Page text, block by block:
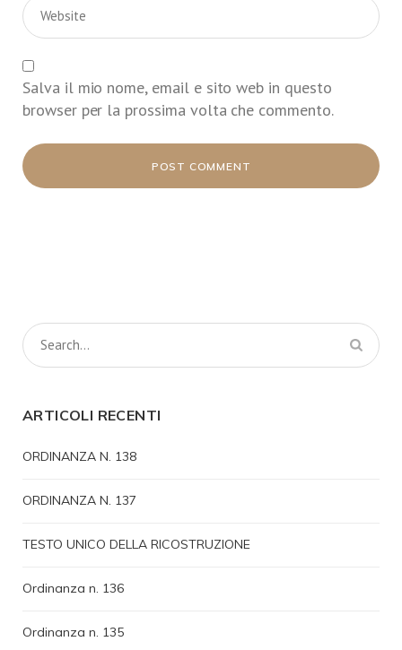
Salva il mio nome, email e sito web in questo
browser per la prossima volta che commento.
ARTICOLI RECENTI
ORDINANZA N. 138
ORDINANZA N. 137
TESTO UNICO DELLA RICOSTRUZIONE
Ordinanza n. 136
Ordinanza n. 135